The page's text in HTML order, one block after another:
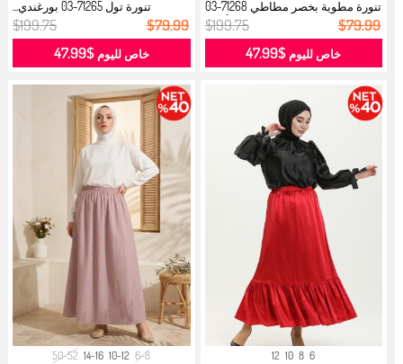
تنورة مطوية بخصر مطاطي 71268-03
أحم...
$199.75 $79.99
خاص لليوم $47.99
تنورة تول 71265-03 بورغندي...
$199.75 $79.99
خاص لليوم$47.99
6
8
10
12
6-8
10-12
14-16
50-52